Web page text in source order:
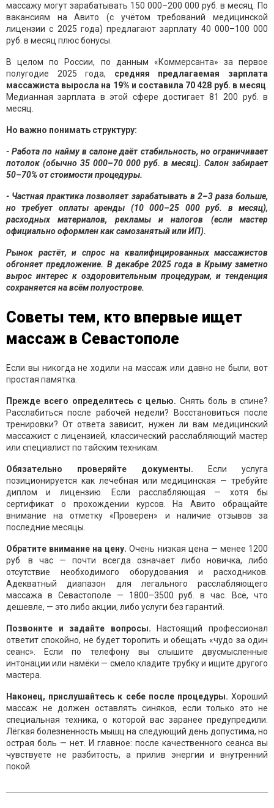
массажу могут зарабатывать 150 000–200 000 руб. в месяц. По
вакансиям на Авито (с учётом требований медицинской
лицензии с 2025 года) предлагают зарплату 40 000–100 000
руб. в месяц плюс бонусы.
В целом по России, по данным «Коммерсанта» за первое
полугодие 2025 года, средняя предлагаемая зарплата
массажиста выросла на 19% и составила 70 428 руб. в месяц.
Медианная зарплата в этой сфере достигает 81 200 руб. в
месяц.
Но важно понимать структуру:
- Работа по найму в салонедаёт стабильность, но ограничивает
потолок (обычно 35 000–70 000 руб. в месяц). Салон забирает
50–70% от стоимости процедуры.
- Частная практика позволяет зарабатывать в 2–3 раза больше,
но требует оплаты аренды (10 000–25 000 руб. в месяц),
расходных материалов, рекламы и налогов (если мастер
официально оформлен как самозанятый или ИП).
Рынок растёт, и спрос на квалифицированных массажистов
обгоняет предложение. В декабре 2025 года в Крыму заметно
вырос интерес к оздоровительным процедурам, и тенденция
сохраняется на всём полуострове.
Советы тем, кто впервые ищет
массаж в Севастополе
Если вы никогда не ходили на массаж или давно не были, вот
простая памятка.
Прежде всего определитесь с целью. Снять боль в спине?
Расслабиться после рабочей недели? Восстановиться после
тренировки? От ответа зависит, нужен ли вам медицинский
массажист с лицензией, классический расслабляющий мастер
или специалист по тайским техникам.
Обязательно проверяйте документы. Если услуга
позиционируется как лечебная или медицинская — требуйте
диплом и лицензию. Если расслабляющая — хотя бы
сертификат о прохождении курсов. На Авито обращайте
внимание на отметку «Проверен» и наличие отзывов за
последние месяцы.
Обратите внимание на цену. Очень низкая цена — менее 1200
руб. в час — почти всегда означает либо новичка, либо
отсутствие необходимого оборудования и расходников.
Адекватный диапазон для легального расслабляющего
массажа в Севастополе — 1800–3500 руб. в час. Всё, что
дешевле, — это либо акции, либо услуги без гарантий.
Позвоните и задайте вопросы. Настоящий профессионал
ответит спокойно, не будет торопить и обещать «чудо за один
сеанс». Если по телефону вы слышите двусмысленные
интонации или намёки — смело кладите трубку и ищите другого
мастера.
Наконец, прислушайтесь к себе после процедуры. Хороший
массаж не должен оставлять синяков, если только это не
специальная техника, о которой вас заранее предупредили.
Лёгкая болезненность мышц на следующий день допустима, но
острая боль — нет. И главное: после качественного сеанса вы
чувствуете не разбитость, а прилив энергии и внутренний
покой.